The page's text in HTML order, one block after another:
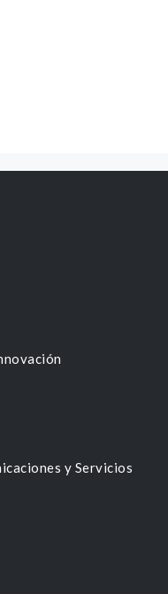
y Servicios